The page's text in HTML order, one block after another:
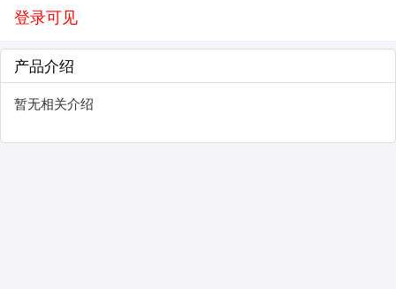
登录可见
产品介绍
暂无相关介绍